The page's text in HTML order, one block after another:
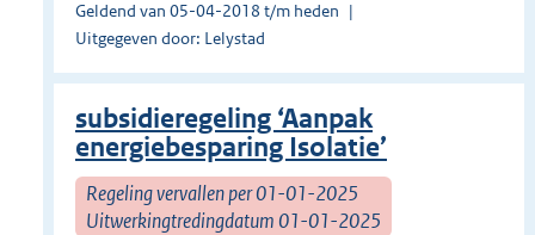
Geldend van 05-04-2018 t/m heden
Uitgegeven door: Lelystad
subsidieregeling ‘Aanpak
energiebesparing Isolatie’
Regeling vervallen per 01-01-2025
Uitwerkingtredingdatum 01-01-2025